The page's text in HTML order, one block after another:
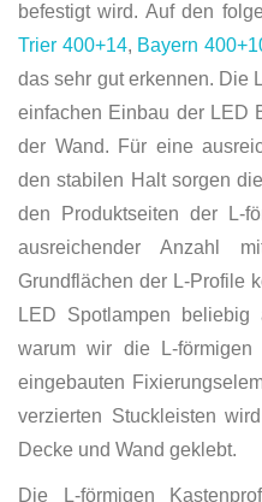
befestigt wird. Auf den
Trier 400+14, Bayern
das sehr gut erkennen. Die
einfachen Einbau der LED
der Wand. Für eine
den stabilen Halt sorgen
den Produktseiten der L-
ausreichender Anzahl
Grundflächen der L-Profile
LED Spotlampen
warum wir die L-
eingebauten
verzierten Stuckleisten
Decke und Wand geklebt.
Die L-förmigen